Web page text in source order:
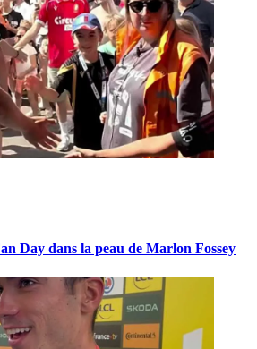
Day dans la peau de Marlon Fossey